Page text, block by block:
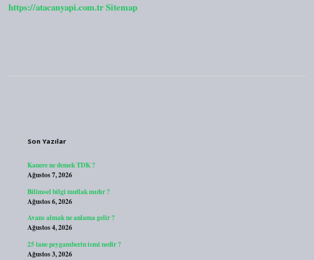
https://atacanyapi.com.trSitemap
Son Yazılar
Kanere ne demek TDK ?
Ağustos 7, 2026
Bilimsel bilgi mutlak mıdır ?
Ağustos 6, 2026
Avans almak ne anlama gelir ?
Ağustos 4, 2026
25 tane peygamberin ismi nedir ?
Ağustos 3, 2026